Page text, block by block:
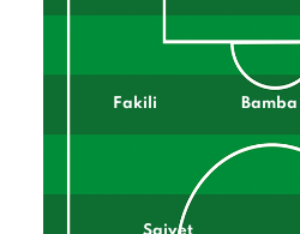
Fakili Bamba